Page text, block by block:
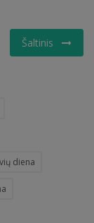
Šaltinis
diena